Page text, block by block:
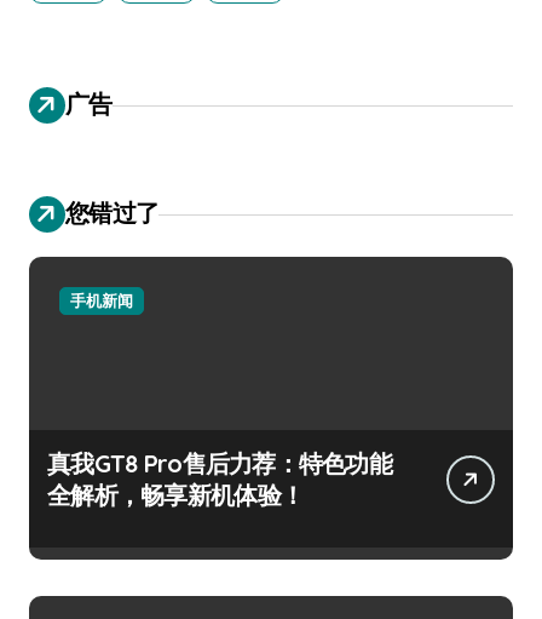
广告
您错过了
手机新闻
真我GT8 Pro售后力荐：特色功能
全解析，畅享新机体验！